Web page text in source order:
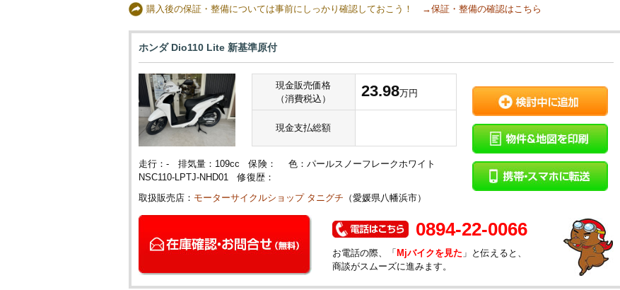
購入後の保証・整備については事前にしっかり確認しておこう！
→保証・整備の確認はこちら
ホンダ Dio110 Lite 新基準原付
現金販売価格
（消費税込）
23.98万円
現金支払総額
走行：- 排気量：109cc 保険： 色：パールスノーフレークホワイト
NSC110-LPTJ-NHD01 修復歴：
取扱販売店： モーターサイクルショップ タニグチ （愛媛県八幡浜市）
0894-22-0066
お電話の際、「 Mjバイクを見た 」と伝えると、
商談がスムーズに進みます。